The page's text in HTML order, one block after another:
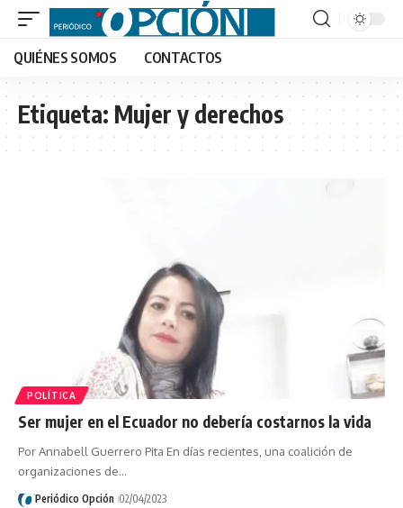
QUIÉNES SOMOS CONTACTOS
Etiqueta:Mujer y derechos
POLÍTICA
Ser mujer en el Ecuador no debería costarnos la vida
Por Annabell Guerrero Pita En días recientes, una coalición de
organizaciones de…
Periódico Opción 02/04/2023